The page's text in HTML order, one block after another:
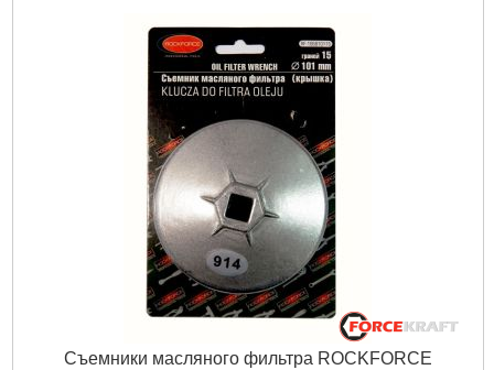
Габариты упаковки: 130x30x30 мм
Подробнее...
Съемники масляного фильтра ROCKFORCE